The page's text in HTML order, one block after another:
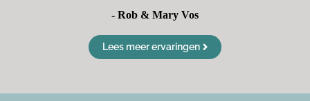
- Rob & Mary Vos
Lees meer ervaringen